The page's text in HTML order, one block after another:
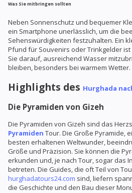
Was Sie mitbringen sollten
Neben Sonnenschutz und bequemer
ein Smartphone unerlässlich, um die
Sehenswürdigkeiten festzuhalten. Ein
Pfund für Souvenirs oder Trinkgelder
Sie darauf, ausreichend Wasser
bleiben, besonders bei warmem Wetter.
Highlights des Hurghada
Die Pyramiden von Gizeh
Die Pyramiden von Gizeh sind das
Pyramiden Tour. Die Große Pyramide,
besten erhaltenen Weltwunder,
Größe und Präzision. Sie können die
erkunden und, je nach Tour, sogar das
betreten. Die Guides, die oft Teil von
hurghadatours24.com sind, liefern
die Geschichte und den Bau dieser